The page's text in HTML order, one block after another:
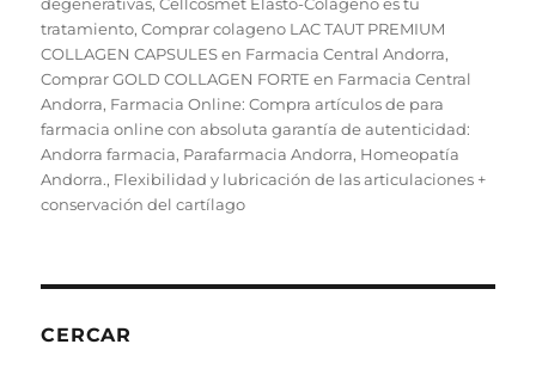
b
o
o
k
r
st d
I
n
A
p
p
p
a
rt
ir
tratamiento,Comprar colageno LAC TAUT PREMIUM
COLLAGEN CAPSULES en Farmacia Central Andorra,
Comprar GOLD COLLAGEN FORTE en Farmacia Central
Andorra, Farmacia Online: Compra artículos de para
farmacia online con absoluta garantía de autenticidad:
Andorra farmacia, Parafarmacia Andorra, Homeopatía
Andorra., Flexibilidad y lubricación de las articulaciones +
conservación del cartílago
CERCAR